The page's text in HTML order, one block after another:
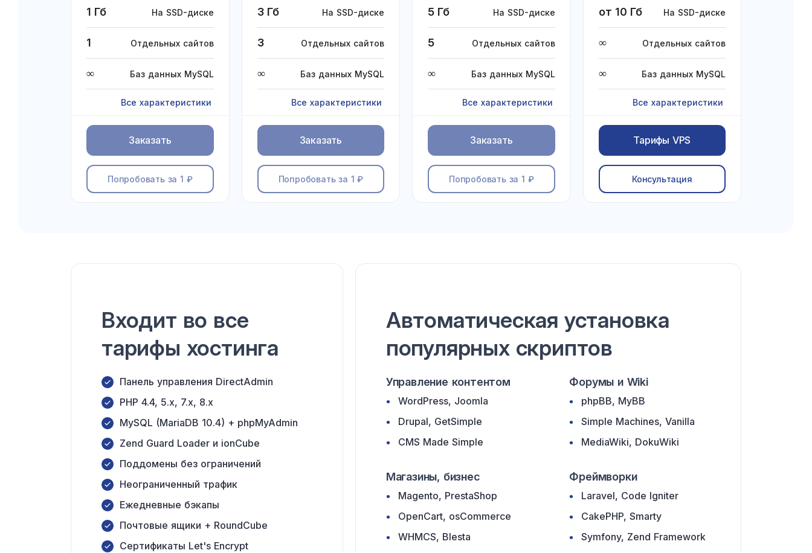
1 Гб На SSD-диске
1 Отдельных сайтов
∞ Баз данных MySQL
Все характеристики
Заказать
Попробовать за 1 ₽
3 Гб На SSD-диске
3 Отдельных сайтов
∞ Баз данных MySQL
Все характеристики
Заказать
Попробовать за 1 ₽
5 Гб На SSD-диске
5 Отдельных сайтов
∞ Баз данных MySQL
Все характеристики
Заказать
Попробовать за 1 ₽
от 10 Гб На SSD-диске
∞ Отдельных сайтов
∞ Баз данных MySQL
Все характеристики
Тарифы VPS
Консультация
Входит во все
тарифы хостинга
Панель управления DirectAdmin
PHP 4.4, 5.x, 7.x, 8.x
MySQL (MariaDB 10.4) + phpMyAdmin
Zend Guard Loader и ionCube
Поддомены без ограничений
Неограниченный трафик
Ежедневные бэкапы
Почтовые ящики + RoundCube
Сертификаты Let's Encrypt
Автоматическая установка
популярных скриптов
Управление контентом
WordPress, Joomla
Drupal, GetSimple
CMS Made Simple
Форумы и Wiki
phpBB, MyBB
Simple Machines, Vanilla
MediaWiki, DokuWiki
Магазины, бизнес
Magento, PrestaShop
OpenCart, osCommerce
WHMCS, Blesta
Фреймворки
Laravel, Code Igniter
CakePHP, Smarty
Symfony, Zend Framework